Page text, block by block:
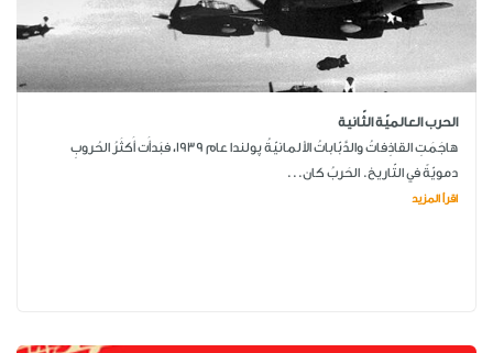
الحرب العالميّة الثّانية
هاجَمَتِ القاذِفاتُ والدَّبّاباتُ الألمانيّةُ پولندا عام 1939، فبَدأَت أَكثَرُ الحُروبِ
دمويّةً في التّاريخ. الحَربُ كان...
اقرأ المزيد